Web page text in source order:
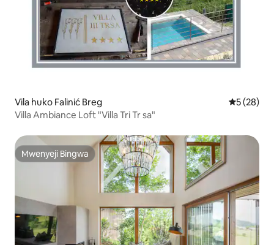
Vila huko Falinić Breg Ukadiriaji
5 (28)
Villa Ambiance Loft "Villa Tri Tr sa"
Mwenyeji Bingwa
Mwenyeji Bingwa